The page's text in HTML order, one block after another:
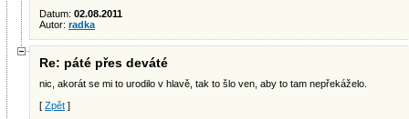
Datum: 02.08.2011
Autor: radka
Re: páté přes deváté
nic, akorát se mi to urodilo v hlavě, tak to šlo ven, aby to tam nepřekáželo.
[ Zpět ]